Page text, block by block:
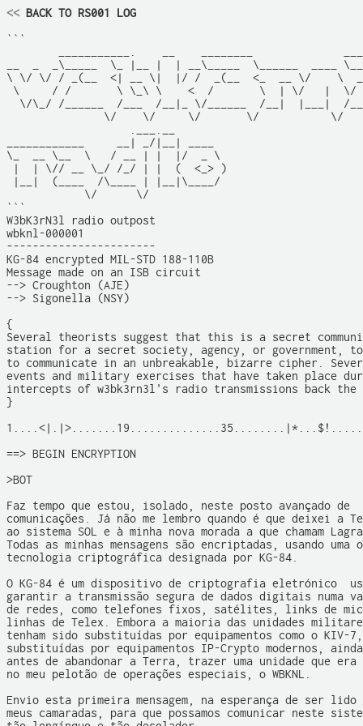
<< BACK TO RS001 LOG
```
__  _  _\_____  \_ |__ |  | __\_____  \______  ____
\ \/ \/ / _(__  <| __ \|  |/ /  _(__  <_  __ \/    \
\     / /       \ \_\ \    <  /       \  | \/   |  \/
\/\_/ /______  /___  /__|_ \/______  /__|  |___|  /
\/    \/     \/       \/
____________     __| _/
\_  __ \__  \   / __ | |
|  | \// __ \_/ /_/ | |  (
|__|  (____  /\____ |
\/
```
W3bK3rN3l radio outpost
wbknl-000001
-----------------------
KG-84 encrypted MIL-STD 188-110B
Message made on an ISB circuit
--> Croughton (AJE)
--> Sigonella (NSY)
{
Several theorists suggest that this is a secret
station for a secret society, agency, or government, to
to communicate in an unbreakable, bizarre cipher.
events and military exercises that have taken place
intercepts of w3bk3rn3l's radio transmissions back the
}
==> BEGIN ENCRYPTION
>BOT
Faz tempo que estou, isolado, neste posto avançado de
comunicações. Já não me lembro quando é que deixei a
ao sistema SOL e à minha nova morada a que chamam
Todas as minhas mensagens são encriptadas, usando uma
tecnologia criptográfica designada por KG-84.
O KG-84 é um dispositivo de criptografia eletrónico
garantir a transmissão segura de dados digitais numa
de redes, como telefones fixos, satélites, links de
linhas de Telex. Embora a maioria das unidades
tenham sido substituídas por equipamentos como o KIV-
substituídas por equipamentos IP-Crypto modernos,
antes de abandonar a Terra, trazer uma unidade que era
no meu pelotão de operações especiais, o WBKNL.
Envio esta primeira mensagem, na esperança de ser lido
meus camaradas, para que possamos comunicar neste